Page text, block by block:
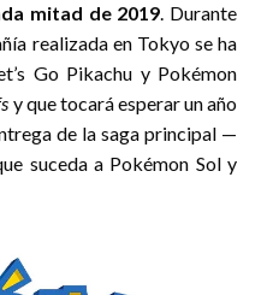
mitad de 2019. Durante
realizada en Tokyo se ha
Go Pikachu y Pokémon
y que tocará esperar un año
de la saga principal —
suceda a Pokémon Sol y